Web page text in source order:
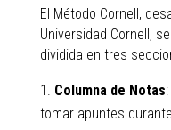
El Método Cornell,
Universidad Cornell,
dividida en tres
Columna de Notas
tomar apuntes